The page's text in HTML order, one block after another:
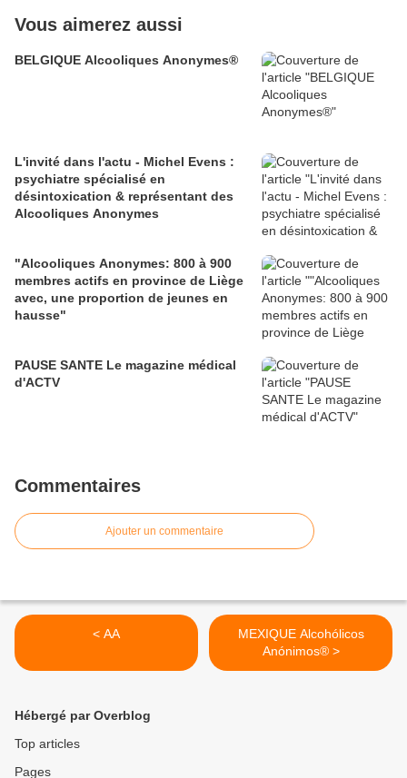
Vous aimerez aussi
BELGIQUE Alcooliques Anonymes®
L'invité dans l'actu - Michel Evens :
psychiatre spécialisé en
désintoxication & représentant des
Alcooliques Anonymes
"Alcooliques Anonymes: 800 à 900
membres actifs en province de Liège
avec, une proportion de jeunes en
hausse"
PAUSE SANTE Le magazine médical
d'ACTV
Commentaires
Ajouter un commentaire
< AA
MEXIQUE Alcohólicos
Anónimos® >
Hébergé par Overblog
Top articles
Pages